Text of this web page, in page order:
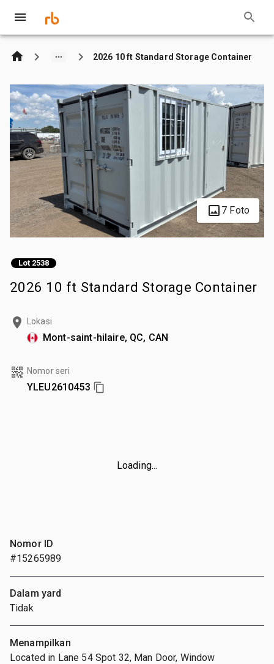
2026 10 ft Standard Storage Container
7 Foto
Lot 2538
2026 10 ft Standard Storage Container
Lokasi
Mont-saint-hilaire, QC, CAN
Nomor seri
YLEU2610453
Loading...
Nomor ID
#15265989
Dalam yard
Tidak
Menampilkan
Located in Lane 54 Spot 32, Man Door, Window